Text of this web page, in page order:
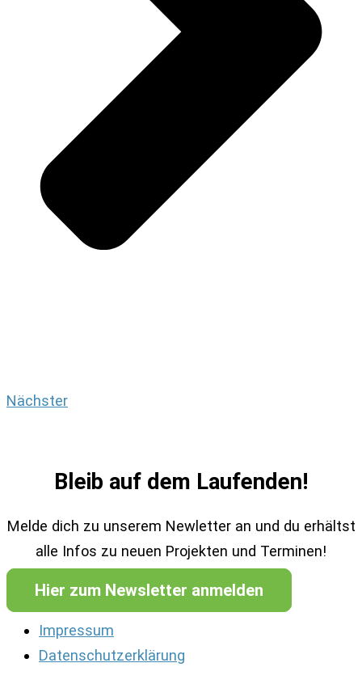
Nächster
Bleib auf dem Laufenden!
Melde dich zu unserem Newletter an und du erhältst
alle Infos zu neuen Projekten und Terminen!
Hier zum Newsletter anmelden
Impressum
Datenschutzerklärung